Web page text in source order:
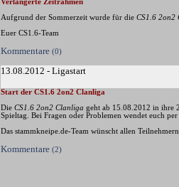
Verlängerte Zeitrahmen
Aufgrund der Sommerzeit wurde für die CS1.6 2on2
Euer CS1.6-Team
Kommentare (0)
13.08.2012 - Ligastart
Start der CS1.6 2on2 Clanliga
Die CS1.6 2on2 Clanliga geht ab 15.08.2012 in ihre
Spieltag. Bei Fragen oder Problemen wendet euch
Das stammkneipe.de-Team wünscht allen
Kommentare (2)